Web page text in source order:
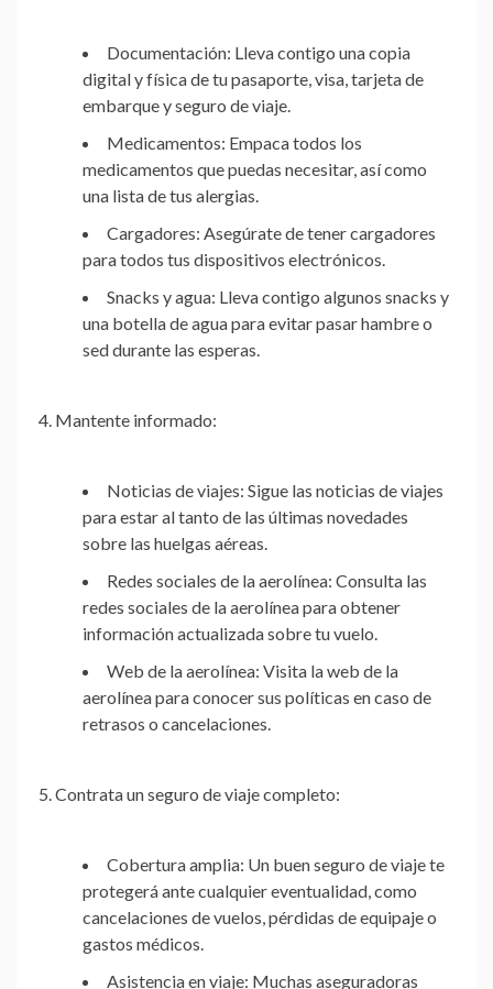
Documentación: Lleva contigo una copia
digital y física de tu pasaporte, visa, tarjeta de
embarque y seguro de viaje.
Medicamentos: Empaca todos los
medicamentos que puedas necesitar, así como
una lista de tus alergias.
Cargadores: Asegúrate de tener cargadores
para todos tus dispositivos electrónicos.
Snacks y agua: Lleva contigo algunos snacks y
una botella de agua para evitar pasar hambre o
sed durante las esperas.
4. Mantente informado:
Noticias de viajes: Sigue las noticias de viajes
para estar al tanto de las últimas novedades
sobre las huelgas aéreas.
Redes sociales de la aerolínea: Consulta las
redes sociales de la aerolínea para obtener
información actualizada sobre tu vuelo.
Web de la aerolínea: Visita la web de la
aerolínea para conocer sus políticas en caso de
retrasos o cancelaciones.
5. Contrata un seguro de viaje completo:
Cobertura amplia: Un buen seguro de viaje te
protegerá ante cualquier eventualidad, como
cancelaciones de vuelos, pérdidas de equipaje o
gastos médicos.
Asistencia en viaje: Muchas aseguradoras